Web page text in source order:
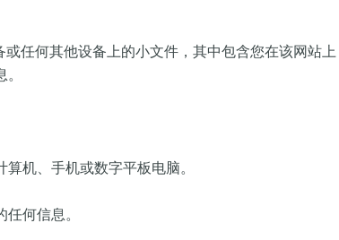
任何其他设备上的小文件，其中包含您在该网站上
机、手机或数字平板电脑。
何信息。